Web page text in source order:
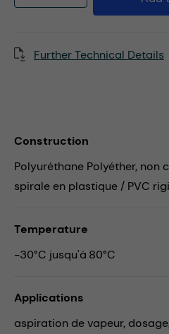
Further Technical Details
Construction
Polyuréthane Polyéther, non
spirale en plastique / PVC
Temperature
-30°C jusqu'à 80°C
Applications
aspiration de vapeur,